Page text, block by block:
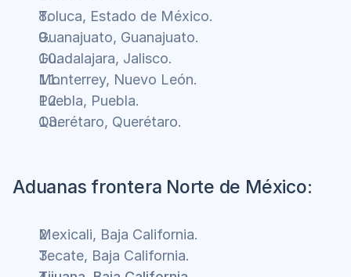
Toluca, Estado de México.
Guanajuato, Guanajuato.
Guadalajara, Jalisco.
Monterrey, Nuevo León.
Puebla, Puebla.
Querétaro, Querétaro.
Aduanas frontera Norte de México:
Mexicali, Baja California.
Tecate, Baja California.